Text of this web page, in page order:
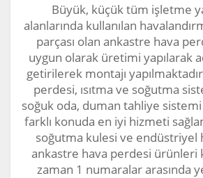
Büyük, küçük tüm işletme
alanlarında kullanılan
parçası olan ankastre hava
uygun olarak üretimi yapılarak
getirilerek montajı
perdesi, ısıtma ve soğutma
soğuk oda, duman tahliye
farklı konuda en iyi hizmeti
soğutma kulesi ve endüstriyel
ankastre hava perdesi ürünleri
zaman 1 numaralar arasında